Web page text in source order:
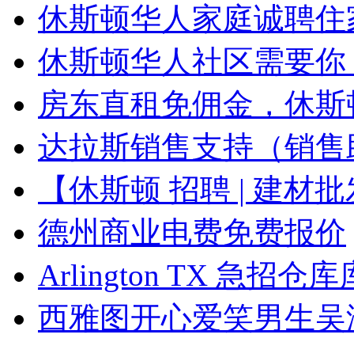
休斯顿华人家庭诚聘
休斯顿华人社区需要
房东直租免佣金，休
达拉斯销售支持（销
【休斯顿 招聘 | 建材
德州商业电费免费报价
Arlington TX 急招仓库
西雅图开心爱笑男生